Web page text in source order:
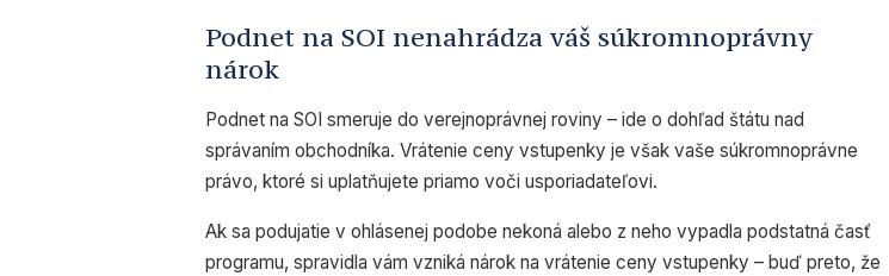
Podnet na SOI nenahrádza váš súkromnoprávny
nárok
Podnet na SOI smeruje do verejnoprávnej roviny – ide o dohľad štátu nad
správaním obchodníka. Vrátenie ceny vstupenky je však vaše súkromnoprávne
právo, ktoré si uplatňujete priamo voči usporiadateľovi.
Ak sa podujatie v ohlásenej podobe nekoná alebo z neho vypadla podstatná časť
programu, spravidla vám vzniká nárok na vrátenie ceny vstupenky – buď preto, že